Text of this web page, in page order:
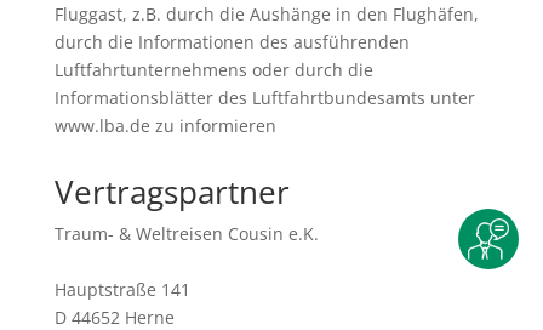
Fluggast, z.B. durch die Aushänge in den Flughäfen,
durch die Informationen des ausführenden
Luftfahrtunternehmens oder durch die
Informationsblätter des Luftfahrtbundesamts unter
www.lba.de zu informieren
Vertragspartner
Traum- & Weltreisen Cousin e.K.
Hauptstraße 141
D 44652 Herne